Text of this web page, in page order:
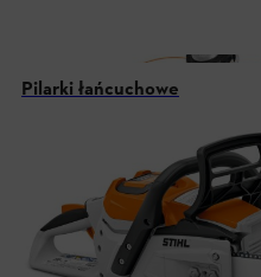
Pilarki łańcuchowe